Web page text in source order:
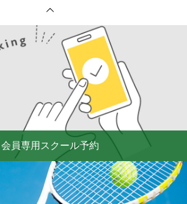
会員専用スクール予約